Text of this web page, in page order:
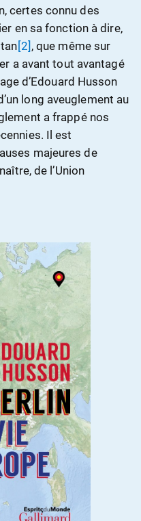
certes connu des
en sa fonction à dire,
[2] , que même sur
a avant tout avantagé
d’Edouard Husson
long aveuglement au
a frappé nos
Il est
majeures de
de l’Union